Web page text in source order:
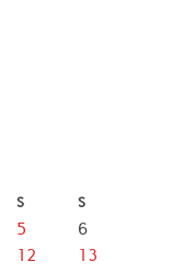
S S
5
6
12
13